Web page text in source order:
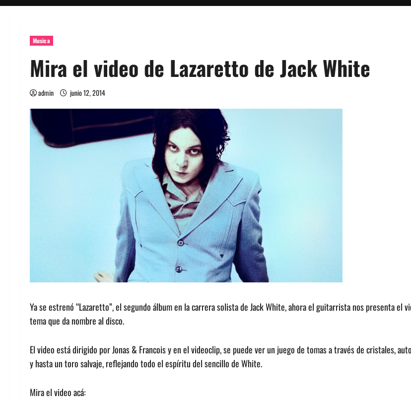
Musica
Mira el video de Lazaretto de Jack White
admin junio 12, 2014
Ya se estrenó “Lazaretto”, el segundo álbum en la carrera solista de Jack White, ahora el guitarrista nos presenta el
tema que da nombre al disco.
El video está dirigido por Jonas & Francois y en el videoclip, se puede ver un juego de tomas a través de cristales,
y hasta un toro salvaje, reflejando todo el espíritu del sencillo de White.
Mira el video acá: